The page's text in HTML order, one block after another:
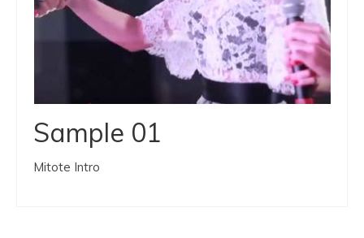
Sample 01
Mitote Intro